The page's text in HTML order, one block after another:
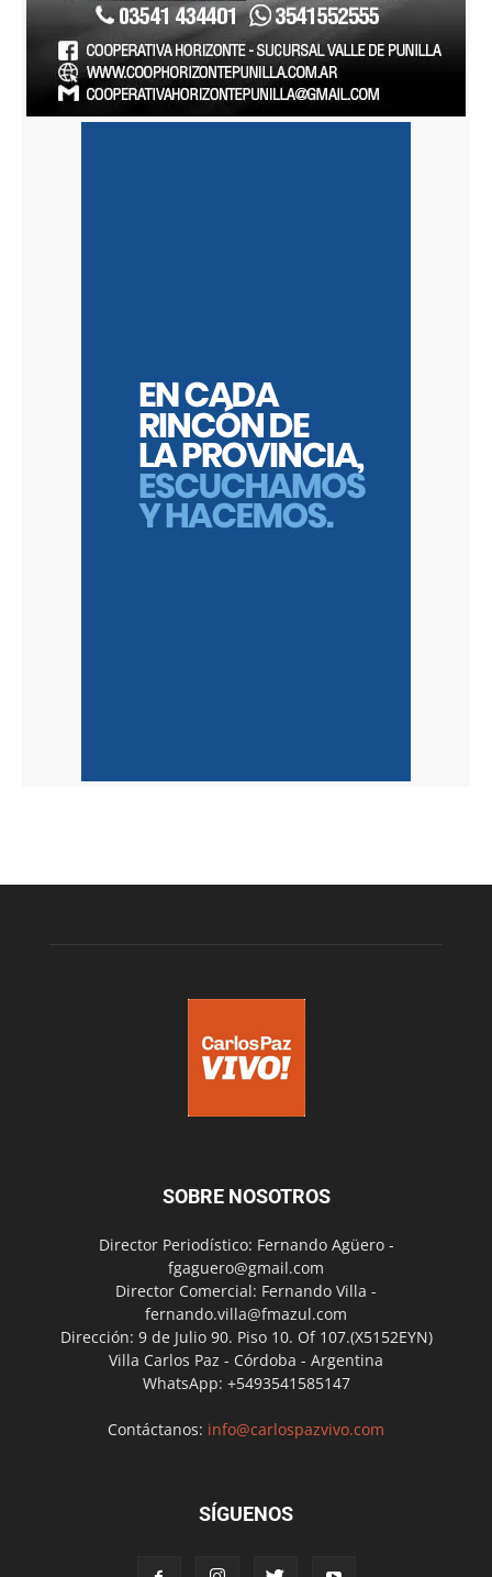
SOBRE NOSOTROS
Director Periodístico: Fernando Agüero -
fgaguero@gmail.com
Director Comercial: Fernando Villa -
fernando.villa@fmazul.com
Dirección: 9 de Julio 90. Piso 10. Of 107.(X5152EYN)
Villa Carlos Paz - Córdoba - Argentina
WhatsApp: +5493541585147
Contáctanos: info@carlospazvivo.com
SÍGUENOS